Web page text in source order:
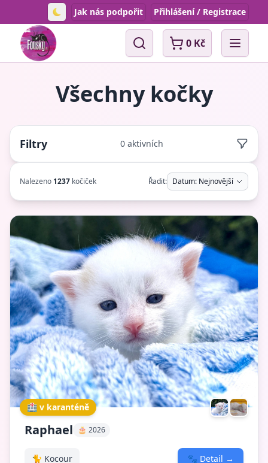
Toggle theme
Jak nás podpořit Přihlášení / Registrace
Vyhledávání0 Kč Open
Všechny kočky
Filtry 0 aktivních
Nalezeno 1237 kočiček Řadit: Datum: Nejnovější
🏥 v karanténě
Raphael 🎂 2026
🐈 Kocour 🐾 Detail →